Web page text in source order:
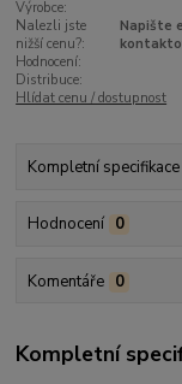
Výrobce:
Nalezli jste
nižší cenu?:
Napište
Hodnocení:
Distribuce:
Hlídat cenu / dostupnost
Kompletní specifikace
Hodnocení 0
Komentáře 0
Kompletní